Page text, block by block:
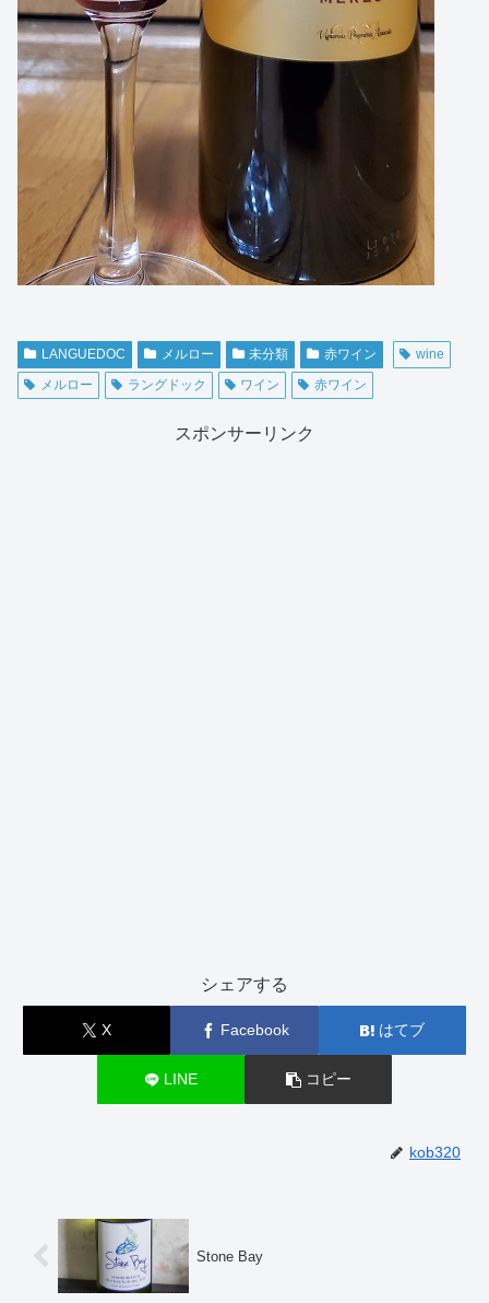
LANGUEDOC メルロー 未分類 赤ワイン
wine
メルロー
ラングドック ワイン 赤ワイン
スポンサーリンク
シェアする
X Facebook はてブ
LINE コピー
kob320
Stone Bay